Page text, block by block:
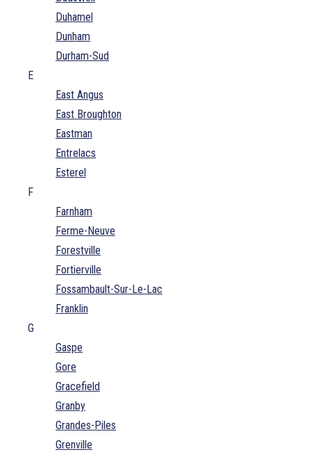
Duhamel
Dunham
Durham-Sud
E
East Angus
East Broughton
Eastman
Entrelacs
Esterel
F
Farnham
Ferme-Neuve
Forestville
Fortierville
Fossambault-Sur-Le-Lac
Franklin
G
Gaspe
Gore
Gracefield
Granby
Grandes-Piles
Grenville